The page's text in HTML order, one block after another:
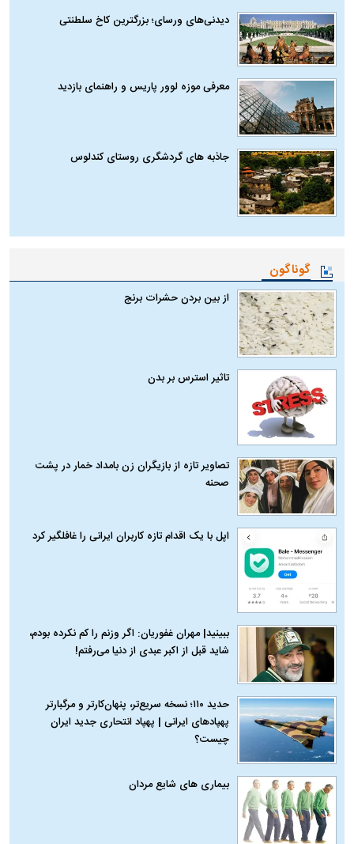
دیدنی‌های ورسای؛ بزرگترین کاخ سلطنتی
معرفی موزه لوور پاریس و راهنمای بازدید
جاذبه های گردشگری روستای کندلوس
گوناگون
از بین بردن حشرات برنج
تاثیر استرس بر بدن
تصاویر تازه از بازیگران زن بامداد خمار در پشت
صحنه
اپل با یک اقدام تازه کاربران ایرانی را غافلگیر کرد
ببینید| مهران غفوریان: اگر وزنم را کم نکرده بودم،
شاید قبل از اکبر عبدی از دنیا می‌رفتم!
حدید ۱۱۰؛ نسخه سریع‌تر، پنهان‌کارتر و مرگبارتر
پهپادهای ایرانی | پهپاد انتحاری جدید ایران
چیست؟
بیماری‌ های شایع مردان